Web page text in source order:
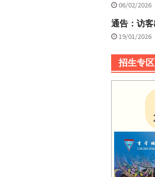
06/02/2026
通告：访
19/01/2026
招生专区